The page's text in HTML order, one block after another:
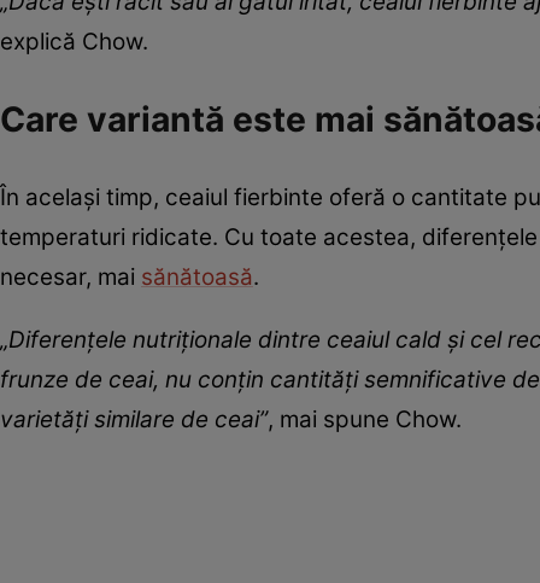
explică Chow.
Care variantă este mai
În același timp, ceaiul fierbinte oferă o cantitate
temperaturi ridicate. Cu toate acestea,
necesar, mai sănătoasă.
„Diferențele nutriționale dintre ceaiul cald și cel
frunze de ceai, nu conțin cantități semnificative
varietăți similare de ceai”, mai spune Chow.